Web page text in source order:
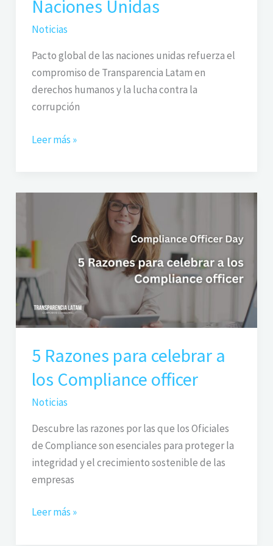
Naciones Unidas
Noticias
Pacto global de las naciones unidas refuerza el
compromiso de Transparencia Latam en
derechos humanos y la lucha contra la
corrupción
Leer más »
5 Razones para celebrar a
los Compliance officer
Noticias
Descubre las razones por las que los Oficiales
de Compliance son esenciales para proteger la
integridad y el crecimiento sostenible de las
empresas
celebrar
a
los
Compliance
officer
Leer más »